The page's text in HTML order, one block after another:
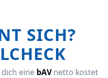
SICH?
eine bAVnetto kostet